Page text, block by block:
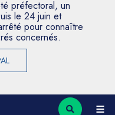
préfectoral, un
le 24 juin et
pour connaître
concernés.